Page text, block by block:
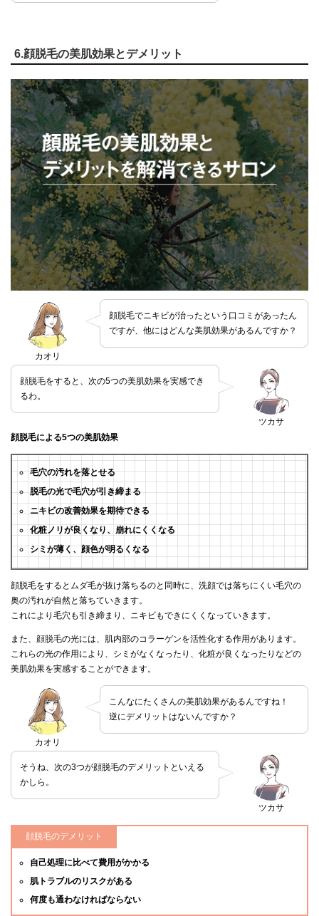
6.顔脱毛の美肌効果とデメリット
カオリ
顔脱毛でニキビが治ったという口コミがあったん
ですが、他にはどんな美肌効果があるんですか？
ツカサ
顔脱毛をすると、次の5つの美肌効果を実感でき
るわ。
顔脱毛による5つの美肌効果
毛穴の汚れを落とせる
脱毛の光で毛穴が引き締まる
ニキビの改善効果を期待できる
化粧ノリが良くなり、崩れにくくなる
シミが薄く、顔色が明るくなる
顔脱毛をするとムダ毛が抜け落ちるのと同時に、洗顔では落ちにくい毛穴の
奥の汚れが自然と落ちていきます。
これにより毛穴も引き締まり、ニキビもできにくくなっていきます。
また、顔脱毛の光には、肌内部のコラーゲンを活性化する作用があります。
これらの光の作用により、シミがなくなったり、化粧が良くなったりなどの
美肌効果を実感することができます。
カオリ
こんなにたくさんの美肌効果があるんですね！
逆にデメリットはないんですか？
ツカサ
そうね、次の3つが顔脱毛のデメリットといえる
かしら。
顔脱毛のデメリット
自己処理に比べて費用がかかる
肌トラブルのリスクがある
何度も通わなければならない